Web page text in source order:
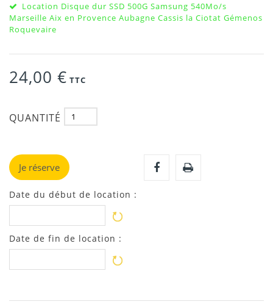
Location Disque dur SSD 500G Samsung 540Mo/s
Marseille Aix en Provence Aubagne Cassis la Ciotat Gémenos
Roquevaire
24,00 € TTC
QUANTITÉ
Je réserve
Date du début de location :
Date de fin de location :